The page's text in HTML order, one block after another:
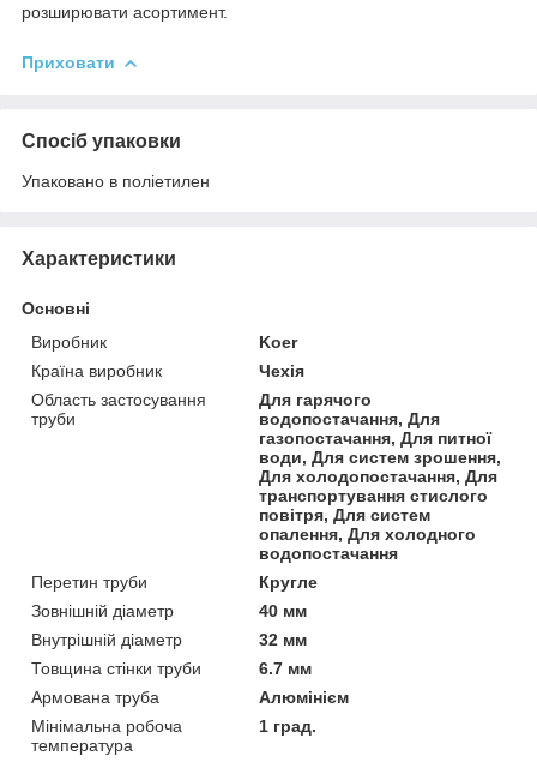
розширювати асортимент.
Приховати
Спосіб упаковки
Упаковано в поліетилен
Характеристики
Основні
Виробник
Koer
Країна виробник
Чехія
Область застосування
труби
Для гарячого
водопостачання, Для
газопостачання, Для питної
води, Для систем зрошення,
Для холодопостачання, Для
транспортування стислого
повітря, Для систем
опалення, Для холодного
водопостачання
Перетин труби
Кругле
Зовнішній діаметр
40 мм
Внутрішній діаметр
32 мм
Товщина стінки труби
6.7 мм
Армована труба
Алюмінієм
Мінімальна робоча
температура
1 град.